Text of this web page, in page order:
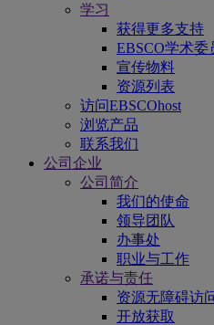
学习
获得更多支持
EBSCO学术委
宣传物料
资源列表
访问EBSCOhost
浏览产品
联系我们
公司企业
公司简介
我们的使命
领导团队
办事处
职业与工作
承诺与责任
资源无障碍访
开放获取